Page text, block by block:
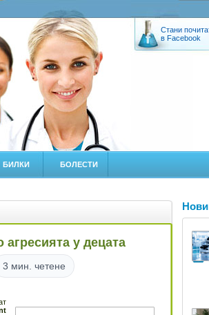
Стани
в Facebook
БИЛКИ БОЛЕСТИ
у децата
3 мин. четене